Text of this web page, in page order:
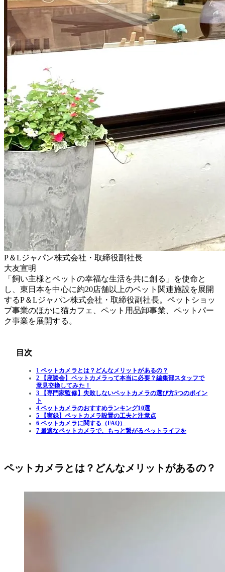
P＆Lジャパン株式会社・取締役副社長
大友宣明
「飼い主様とペットの幸福な生活を共に創る」を使命と
し、東日本を中心に約20店舗以上のペット関連施設を展開
するP＆Lジャパン株式会社・取締役副社長。ペットショッ
プ事業のほかに猫カフェ、ペット用品卸事業、ペットパー
ク事業を展開する。
目次
1 ペットカメラとは？どんなメリットがあるの？
2 【座談会】ペットカメラって本当に必要？編集部スタッフで
意見交換してみた！
3 【専門家監修】失敗しないペットカメラの選び方5つのポイン
ト
4 ペットカメラのおすすめランキング10選
5 【実録】ペットカメラ設置の工夫と注意点
6 ペットカメラに関する（FAQ）
7 最適なペットカメラで、もっと繋がるペットライフを
ペットカメラとは？どんなメリットがあるの？